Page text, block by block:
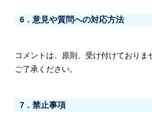
6．意見や質問への対応方法
コメントは、原則、受け付けておりま
ご了承ください。
7．禁止事項